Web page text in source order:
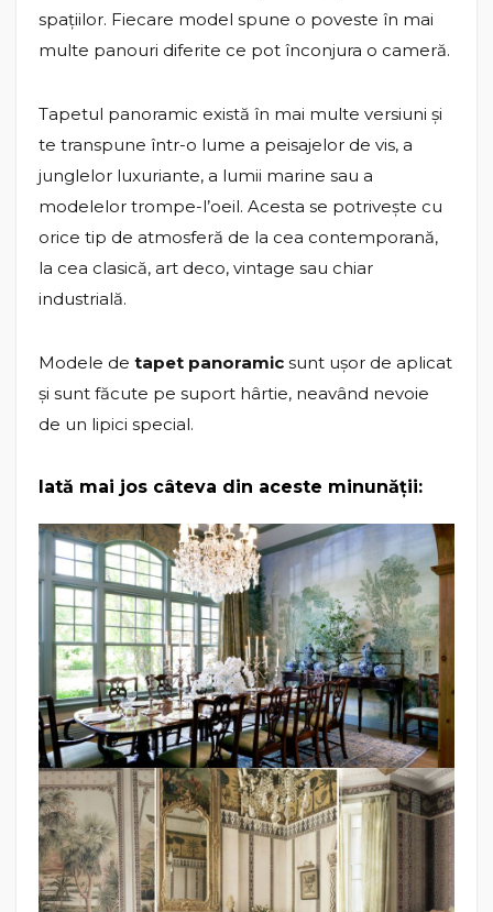
spațiilor. Fiecare model spune o poveste în mai
multe panouri diferite ce pot înconjura o cameră.
Tapetul panoramic există în mai multe versiuni și
te transpune într-o lume a peisajelor de vis, a
junglelor luxuriante, a lumii marine sau a
modelelor trompe-l’oeil. Acesta se potrivește cu
orice tip de atmosferă de la cea contemporană,
la cea clasică, art deco, vintage sau chiar
industrială.
Modele de tapet panoramic sunt ușor de aplicat
și sunt făcute pe suport hârtie, neavând nevoie
de un lipici special.
Iată mai jos câteva din aceste minunății: